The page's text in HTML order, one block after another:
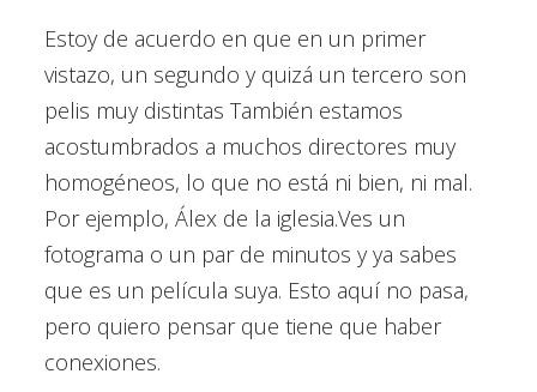
Estoy de acuerdo en que en un primer
vistazo, un segundo y quizá un tercero son
pelis muy distintas También estamos
acostumbrados a muchos directores muy
homogéneos, lo que no está ni bien, ni mal.
Por ejemplo, Álex de la iglesia.Ves un
fotograma o un par de minutos y ya sabes
que es un película suya. Esto aquí no pasa,
pero quiero pensar que tiene que haber
conexiones.